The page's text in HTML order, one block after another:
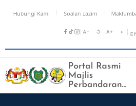
Hubungi Kami Soalan Lazim
A− ↺ A+ ◑
Portal Rasmi
Majlis
Perbandaran
Kangar